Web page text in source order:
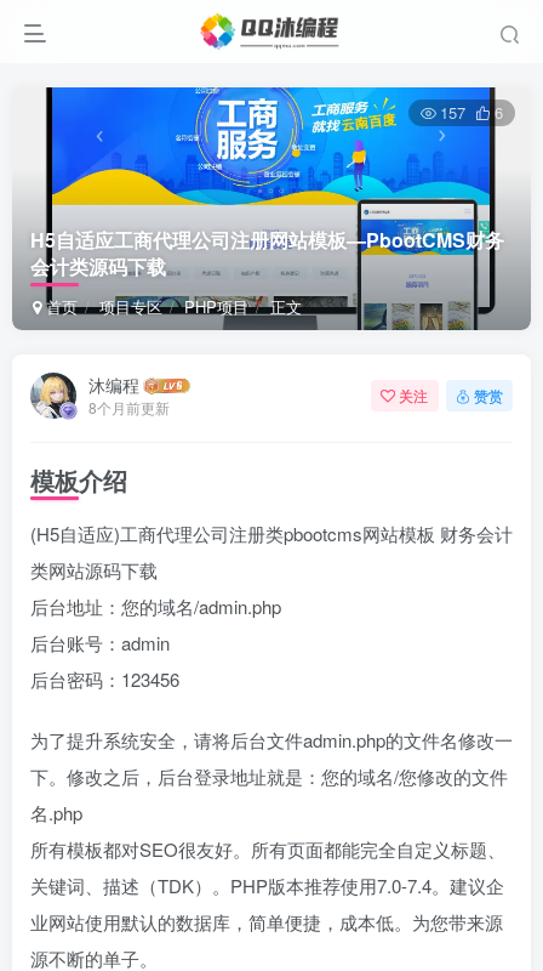
H5自适应工商代理公司注册网站模板—PbootCMS财务
会计类源码下载
首页 项目专区 PHP项目 正文
157 6
沐编程
8个月前更新
关注 赞赏
模板介绍
(H5自适应)工商代理公司注册类pbootcms网站模板 财务会计
类网站源码下载
后台地址：您的域名/admin.php
后台账号：admin
后台密码：123456
为了提升系统安全，请将后台文件admin.php的文件名修改一
下。修改之后，后台登录地址就是：您的域名/您修改的文件
名.php
所有模板都对SEO很友好。所有页面都能完全自定义标题、
关键词、描述（TDK）。PHP版本推荐使用7.0-7.4。建议企
业网站使用默认的数据库，简单便捷，成本低。为您带来源
源不断的单子。